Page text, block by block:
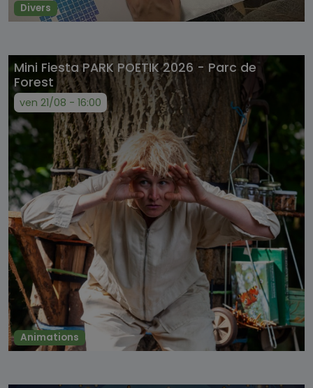
Divers
Mini Fiesta PARK POETIK 2026 - Parc de
Forest
ven 21/08 - 16:00
Animations